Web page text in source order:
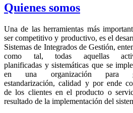
Quienes somos
Una de las herramientas más
ser competitivo y productivo, es el
Sistemas de Integrados de Gestión,
como tal, todas aquellas
planificadas y sistemáticas que se
en una organización para
estandarización, calidad y por ende
de los clientes en el producto o
resultado de la implementación del